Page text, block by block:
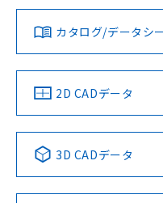
ダウンロードデータをご
みください。
ソフトウェアの使用条件
対応済み
中国 RoHS 注意事項・
Pb Hg
カタログ/データシ
2D CADデータ
3D CADデータ